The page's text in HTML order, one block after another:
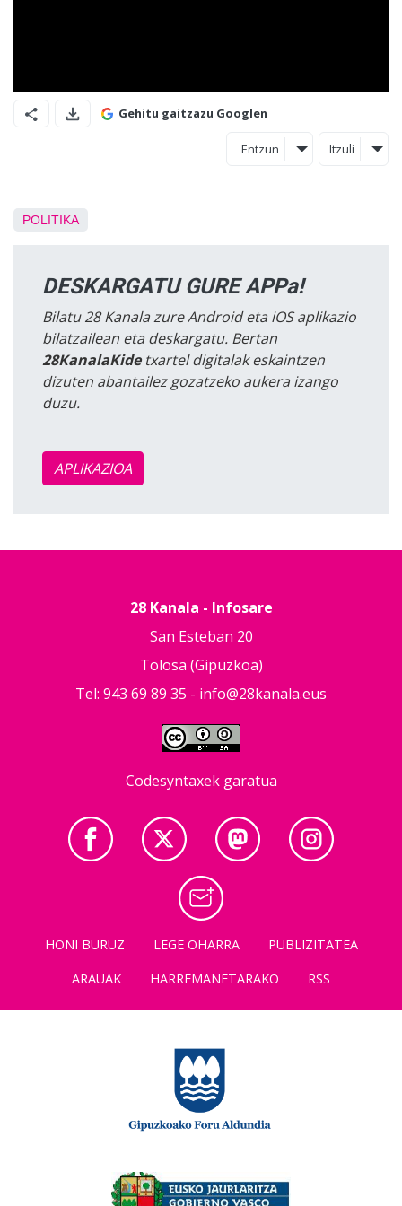
Gehitu gaitzazu Googlen
Entzun Itzuli
POLITIKA
DESKARGATU GURE APPa!
Bilatu 28 Kanala zure Android eta iOS aplikazio
bilatzailean eta deskargatu. Bertan
28KanalaKidetxartel digitalak eskaintzen
dizuten abantailez gozatzeko aukera izango
duzu.
APLIKAZIOA
28 Kanala - Infosare
San Esteban 20
Tolosa (Gipuzkoa)
Tel: 943 69 89 35 - info@28kanala.eus
Codesyntaxek garatua
HONI BURUZ LEGE OHARRA
PUBLIZITATEA
ARAUAK
HARREMANETARAKO RSS